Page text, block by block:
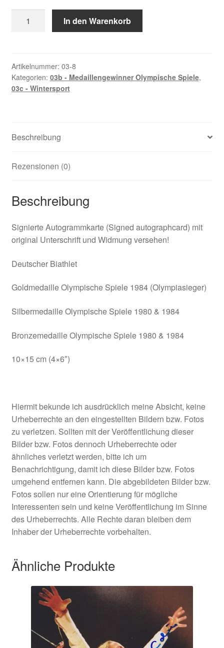
Peter
In den Warenkorb
Artikelnummer: 03-8
Kategorien: 03b - Medaillengewinner Olympische Spiele,
03c - Wintersport
Beschreibung
Rezensionen (0)
Beschreibung
Signierte Autogrammkarte (Signed autographcard) mit
original Unterschrift und Widmung versehen!
Deutscher Biathlet
Goldmedaille Olympische Spiele 1984 (Olympiasieger)
Silbermedaille Olympische Spiele 1980 & 1984
Bronzemedaille Olympische Spiele 1980 & 1984
10×15 cm (4×6″)
Hiermit bekunde ich ausdrücklich meine Absicht, keine
Urheberrechte an den eingestellten Bildern bzw. Fotos
zu verletzen. Sollten mit der Veröffentlichung dieser
Bilder bzw. Fotos dennoch Urheberrechte oder
ähnliches verletzt werden, bitte ich um
Benachrichtigung, damit ich diese Bilder bzw. Fotos
umgehend entfernen kann. Die abgebildeten Bilder bzw.
Fotos sollen nur eine Orientierung für mögliche
Interessenten sein und keine Veröffentlichung im Sinne
des Urheberrechts. Alle Rechte daran bleiben dem
Inhaber der Urheberrechte vorbehalten.
Ähnliche Produkte